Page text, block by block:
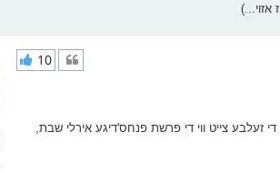
אזוי...)
10
זמן איז 6:30, וואס די געהעריגע מנינים דאווענען די זעלבע צייט ווי די פרשת פנחס'דיגע אירלי שבת,